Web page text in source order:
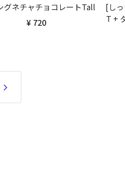
グネチャチョコレートTall
¥ 720
[し
T +